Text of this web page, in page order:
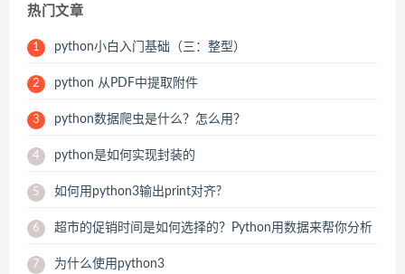
热门文章
1 python小白入门基础（三：整型）
2 python 从PDF中提取附件
3 python数据爬虫是什么？怎么用？
4 python是如何实现封装的
5 如何用python3输出print对齐?
6 超市的促销时间是如何选择的？Python用数据来帮你分析
7 为什么使用python3